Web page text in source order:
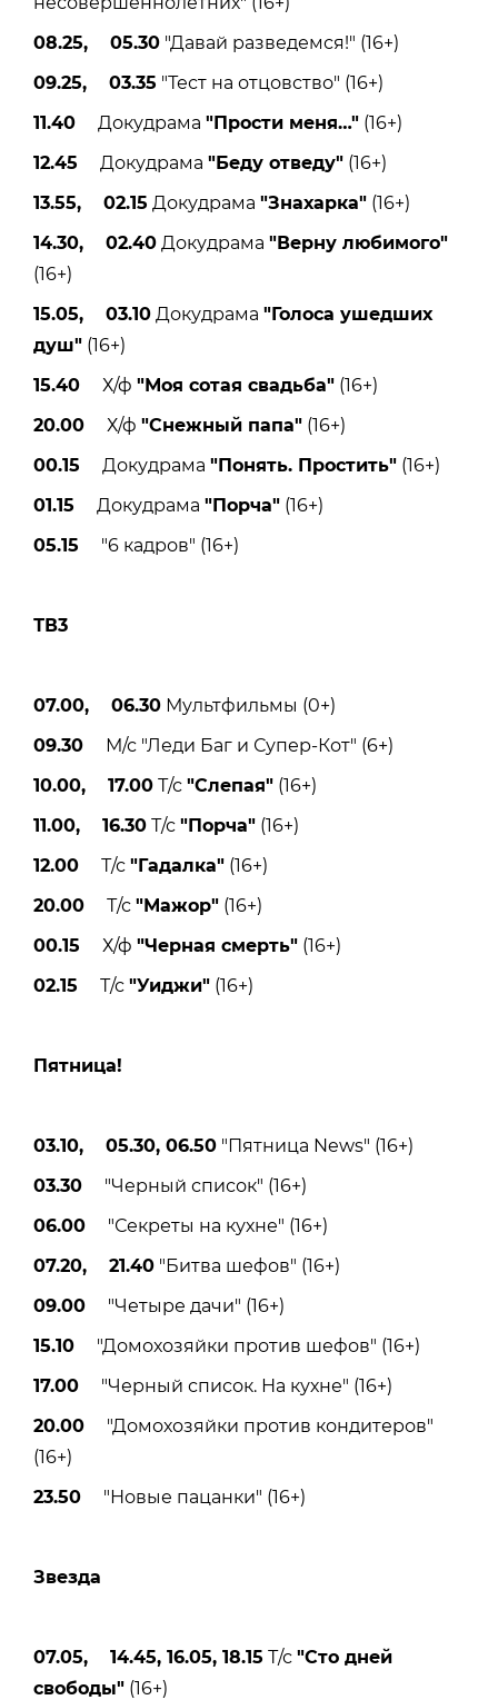
08.25, 05.30 "Давай разведемся!" (16+)
09.25, 03.35 "Тест на отцовство" (16+)
11.40 Докудрама "Прости меня…" (16+)
12.45 Докудрама "Беду отведу" (16+)
13.55, 02.15 Докудрама "Знахарка" (16+)
14.30, 02.40 Докудрама "Верну любимого"
(16+)
15.05, 03.10 Докудрама "Голоса ушедших
душ" (16+)
15.40 Х/ф "Моя сотая свадьба" (16+)
20.00 Х/ф "Снежный папа" (16+)
00.15 Докудрама "Понять. Простить" (16+)
01.15 Докудрама "Порча" (16+)
05.15 "6 кадров" (16+)
ТВ3
07.00, 06.30 Мультфильмы (0+)
09.30 М/с "Леди Баг и Супер-Кот" (6+)
10.00, 17.00 Т/с "Слепая" (16+)
11.00, 16.30 Т/с "Порча" (16+)
12.00 Т/с "Гадалка" (16+)
20.00 Т/с "Мажор" (16+)
00.15 Х/ф "Черная смерть" (16+)
02.15 Т/с "Уиджи" (16+)
Пятницa!
03.10, 05.30, 06.50 "Пятница News" (16+)
03.30 "Черный список" (16+)
06.00 "Секреты на кухне" (16+)
07.20, 21.40 "Битва шефов" (16+)
09.00 "Четыре дачи" (16+)
15.10 "Домохозяйки против шефов" (16+)
17.00 "Черный список. На кухне" (16+)
20.00 "Домохозяйки против кондитеров"
(16+)
23.50 "Новые пацанки" (16+)
Звезда
07.05, 14.45, 16.05, 18.15 Т/с "Сто дней
свободы" (16+)